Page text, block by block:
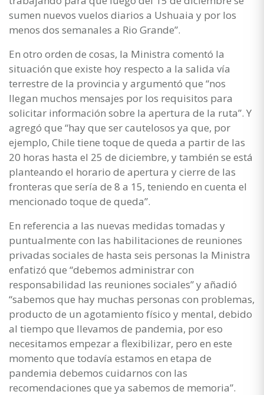
sumen nuevos vuelos diarios a Ushuaia y por los
menos dos semanales a Rio Grande”.
En otro orden de cosas, la Ministra comentó la
situación que existe hoy respecto a la salida vía
terrestre de la provincia y argumentó que “nos
llegan muchos mensajes por los requisitos para
solicitar información sobre la apertura de la ruta”. Y
agregó que “hay que ser cautelosos ya que, por
ejemplo, Chile tiene toque de queda a partir de las
20 horas hasta el 25 de diciembre, y también se está
planteando el horario de apertura y cierre de las
fronteras que sería de 8 a 15, teniendo en cuenta el
mencionado toque de queda”.
En referencia a las nuevas medidas tomadas y
puntualmente con las habilitaciones de reuniones
privadas sociales de hasta seis personas la Ministra
enfatizó que “debemos administrar con
responsabilidad las reuniones sociales” y añadió
“sabemos que hay muchas personas con problemas,
producto de un agotamiento físico y mental, debido
al tiempo que llevamos de pandemia, por eso
necesitamos empezar a flexibilizar, pero en este
momento que todavía estamos en etapa de
pandemia debemos cuidarnos con las
recomendaciones que ya sabemos de memoria”.